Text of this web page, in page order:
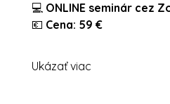
💻 ONLINE seminár cez
💶 Cena: 59 €
Ukázať viac